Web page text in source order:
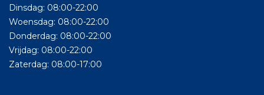
Dinsdag: 08:00-22:00
Woensdag: 08:00-22:00
Donderdag: 08:00-22:00
Vrijdag: 08:00-22:00
Zaterdag: 08:00-17:00